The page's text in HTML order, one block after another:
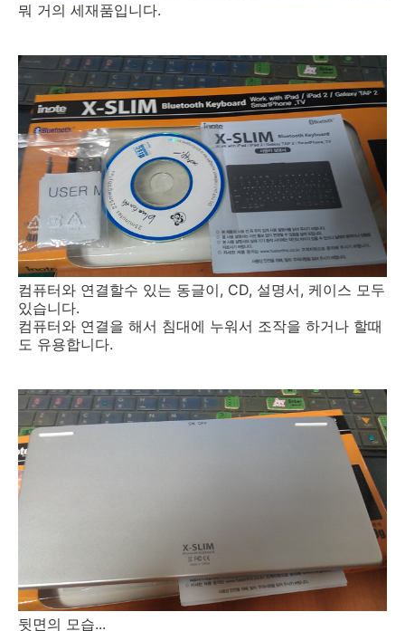
뭐 거의 세재품입니다.
컴퓨터와 연결할수 있는 동글이, CD, 설명서, 케이스 모두
있습니다.
컴퓨터와 연결을 해서 침대에 누워서 조작을 하거나 할때
도 유용합니다.
뒷면의 모습...